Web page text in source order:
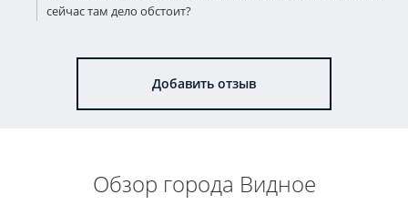
сейчас там дело обстоит?
Добавить отзыв
Обзор города Видное